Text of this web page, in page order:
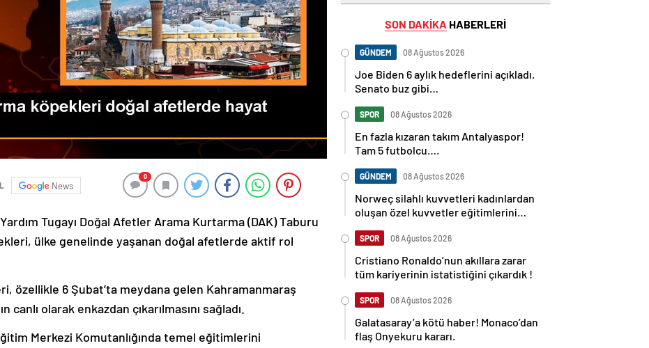
News
0
Tugayı Doğal Afetler Arama Kurtarma (DAK) Taburu
ülke genelinde yaşanan doğal afetlerde aktif rol
özellikle 6 Şubat’ta meydana gelen Kahramanmaraş
olarak enkazdan çıkarılmasını sağladı.
Merkezi Komutanlığında temel eğitimlerini
SON DAKİKA HABERLERİ
GÜNDEM 08 Ağustos 2026
Joe Biden 6 aylık hedeflerini açıkladı.
Senato buz gibi…
SPOR 08 Ağustos 2026
En fazla kızaran takım Antalyaspor!
Tam 5 futbolcu….
GÜNDEM 08 Ağustos 2026
Norweç silahlı kuvvetleri kadınlardan
oluşan özel kuvvetler eğitimlerini
SPOR 08 Ağustos 2026
Cristiano Ronaldo’nun akıllara zarar
tüm kariyerinin istatistiğini çıkardık !
SPOR 08 Ağustos 2026
Galatasaray’a kötü haber! Monaco’dan
flaş Onyekuru kararı.